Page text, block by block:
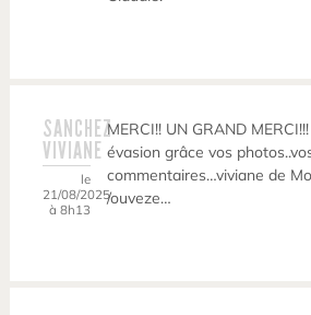
SANCHEZ
VIVIANE
le
21/08/2025
à 8h13
MERCI!! UN GRAND
évasion grâce vos
commentaires…viviane de
/ouveze…